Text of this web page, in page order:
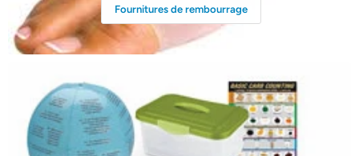
Fournitures de rembourrage